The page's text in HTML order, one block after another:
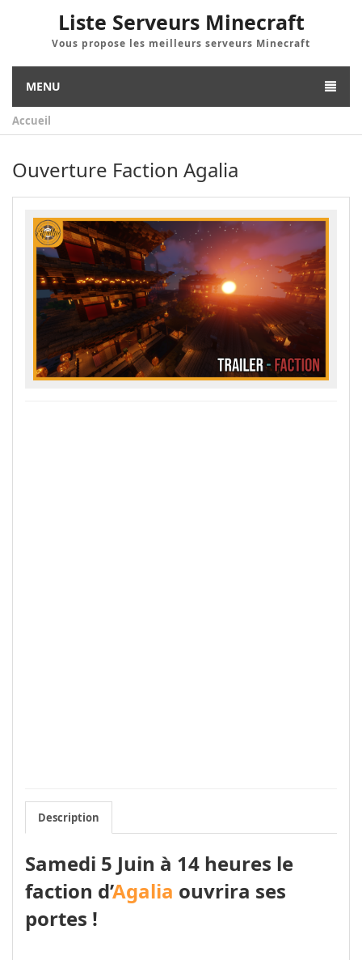
Liste Serveurs Minecraft
Vous propose les meilleurs serveurs Minecraft
MENU
Accueil
Ouverture Faction Agalia
Description
Samedi 5 Juin à 14 heures le
faction d’Agalia ouvrira ses
portes !